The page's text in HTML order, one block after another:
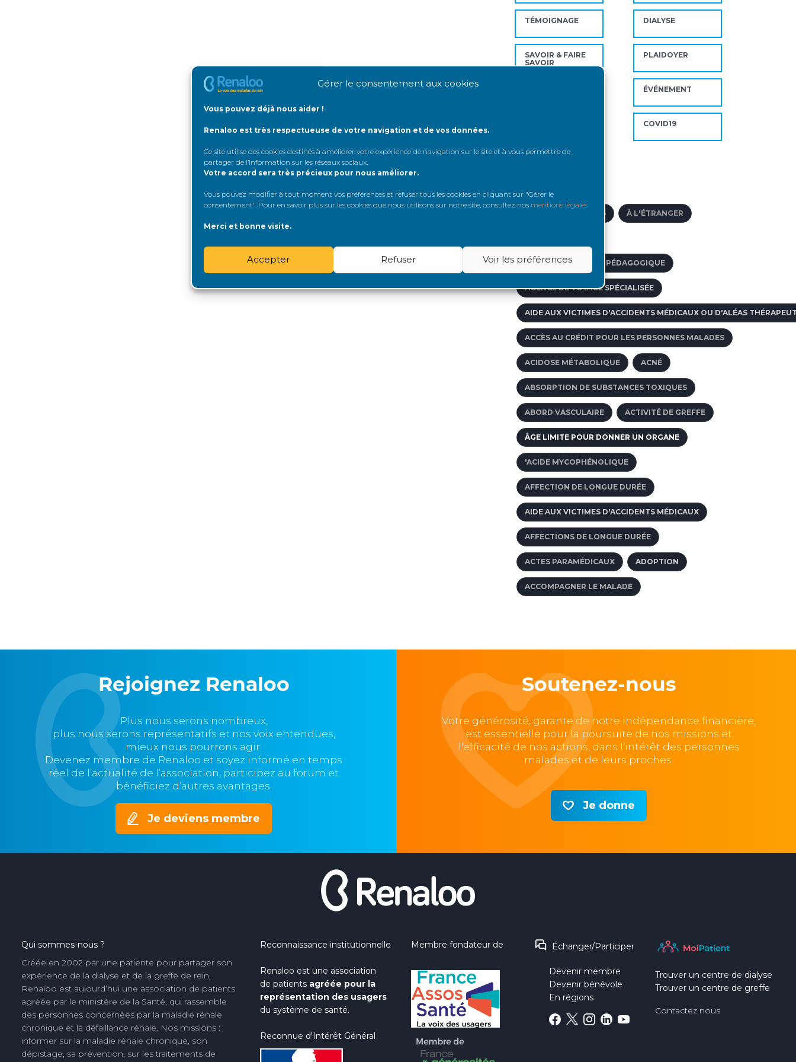
Gérer le consentement aux cookies
Vous pouvez déjà nous aider !
Renaloo est très respectueuse de votre navigation et de vos données.
Ce site utilise des cookies destinés à améliorer votre expérience de navigation sur le site et à vous permettre de
partager de l’information sur les réseaux sociaux
Votre accord sera très précieux pour nous améliorer.
Vous pouvez modifier à tout moment vos préférences et refuser tous les cookies en cliquant sur "Gérer le
consentement". Pour en savoir plus sur les cookies que nous utilisons sur notre site, consultez nos mentions légales
Merci et bonne visite.
Accepter Refuser Voir les préférences
TÉMOIGNAGE DIALYSE
SAVOIR & FAIRE
SAVOIR
PLAIDOYER
ÉVÉNEMENT
COVID19
ACCÈS VASCULAIRES À L'ÉTRANGER
ACCOMPAGNEMENT PÉDAGOGIQUE
AGENCE DE VOYAGE SPÉCIALISÉE
AIDE AUX VICTIMES D'ACCIDENTS MÉDICAUX OU D'ALÉAS
ACCÈS AU CRÉDIT POUR LES PERSONNES MALADES
ACIDOSE MÉTABOLIQUE ACNÉ
ABSORPTION DE SUBSTANCES TOXIQUES
ABORD VASCULAIRE ACTIVITÉ DE GREFFE
ÂGE LIMITE POUR DONNER UN ORGANE
'ACIDE MYCOPHÉNOLIQUE
AFFECTION DE LONGUE DURÉE
AIDE AUX VICTIMES D'ACCIDENTS MÉDICAUX
AFFECTIONS DE LONGUE DURÉE
ACTES PARAMÉDICAUX ADOPTION
ACCOMPAGNER LE MALADE
Rejoignez Renaloo
Plus nous serons nombreux,
plus nous serons représentatifs et nos voix entendues,
mieux nous pourrons agir.
Devenez membre de Renaloo et soyez informé en temps
réel de l’actualité de l’association, participez au forum et
bénéficiez d’autres avantages.
Je deviens membre
Soutenez-nous
Votre générosité, garante de notre indépendance financière,
est essentielle pour la poursuite de nos missions et
l'efficacité de nos actions, dans l’intérêt des personnes
malades et de leurs proches.
Je donne
Qui sommes-nous ?
Créée en 2002 par une patiente pour partager son
expérience de la dialyse et de la greffe de rein,
Renaloo est aujourd’hui une association de patients
agréée par le ministère de la Santé, qui rassemble
des personnes concernées par la maladie rénale
chronique et la défaillance rénale. Nos missions :
informer sur la maladie rénale chronique, son
dépistage, sa prévention, sur les traitements de
Reconnaissance institutionnelle
Renaloo est une association
de patients agréée pour la
représentation des usagers
du système de santé.
Reconnue d'Intérêt Général
Membre fondateur de Échanger/Participer
Devenir membre
Devenir bénévole
En régions
Trouver un centre de dialyse
Trouver un centre de greffe
Contactez nous